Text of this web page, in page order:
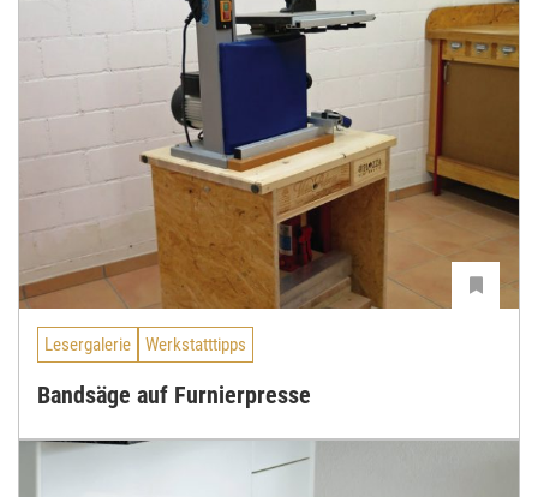
Lesergalerie Werkstatttipps
Bandsäge auf Furnierpresse